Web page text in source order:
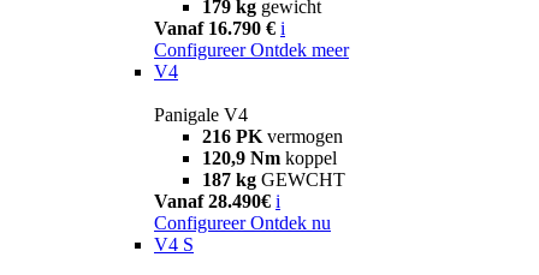
179 kg gewicht
Vanaf 16.790 € i
Configureer Ontdek meer
V4
Panigale V4
216 PK vermogen
120,9 Nm koppel
187 kg GEWCHT
Vanaf 28.490€ i
Configureer Ontdek nu
V4 S